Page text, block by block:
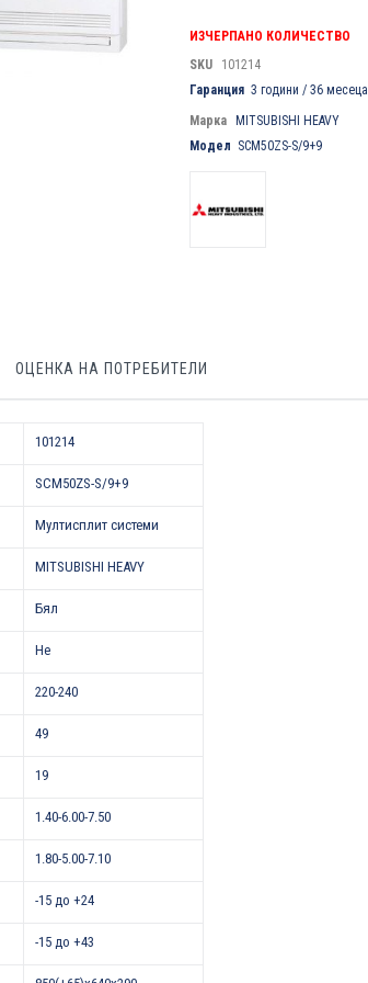
ИЗЧЕРПАНО КОЛИЧЕСТВО
SKU
101214
Гаранция 3 години / 36 месеца
Марка MITSUBISHI HEAVY
Модел SCM50ZS-S/9+9
ОЦЕНКА НА ПОТРЕБИТЕЛИ
101214
SCM50ZS-S/9+9
Мултисплит системи
MITSUBISHI HEAVY
Бял
Не
220-240
49
19
1.40-6.00-7.50
1.80-5.00-7.10
-15 до +24
-15 до +43